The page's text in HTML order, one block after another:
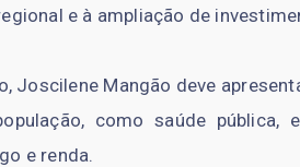
e à ampliação de
Joscilene Mangão deve
como saúde pública,
e renda.